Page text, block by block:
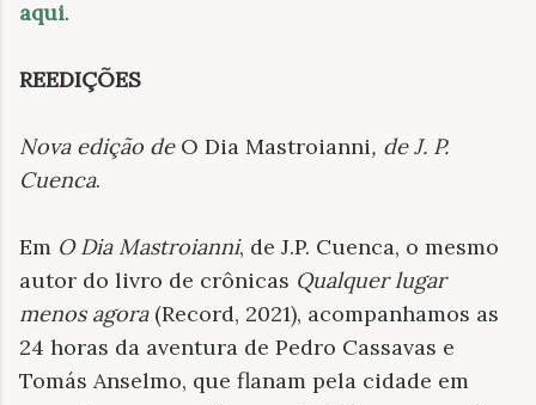
aqui.
REEDIÇÕES
Nova edição deO Dia Mastroianni, de J. P.
Cuenca.
Em O Dia Mastroianni, de J.P. Cuenca, o mesmo
autor do livro de crônicas Qualquer lugar
menos agora(Record, 2021), acompanhamos as
24 horas da aventura de Pedro Cassavas e
Tomás Anselmo, que flanam pela cidade em